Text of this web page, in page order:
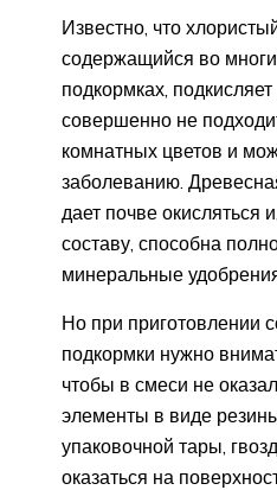
Известно, что
содержащийся во
подкормках, подкисляет
совершенно не
комнатных цветов и
заболеванию.
дает почве окисляться
составу, способна
минеральные
Но при приготовлении
подкормки нужно
чтобы в смеси не
элементы в виде
упаковочной тары,
оказаться на